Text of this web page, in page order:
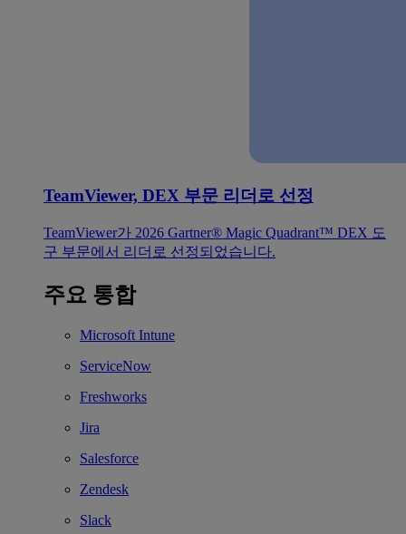
TeamViewer, DEX 부문 리더로 선정
TeamViewer가 2026 Gartner® Magic Quadrant™ DEX 도
구 부문에서 리더로 선정되었습니다.
주요 통합
Microsoft Intune
ServiceNow
Freshworks
Jira
Salesforce
Zendesk
Slack